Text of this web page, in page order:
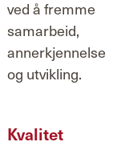
ved å fremme
samarbeid,
annerkjennelse
og utvikling.
Kvalitet